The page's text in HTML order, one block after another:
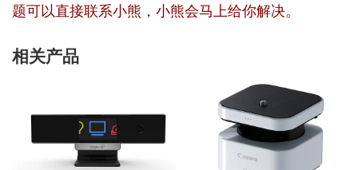
题可以直接联系小熊，小熊会马上给你解决。
相关产品